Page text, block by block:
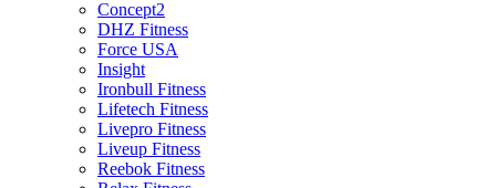
Concept2
DHZ Fitness
Force USA
Insight
Ironbull Fitness
Lifetech Fitness
Livepro Fitness
Liveup Fitness
Reebok Fitness